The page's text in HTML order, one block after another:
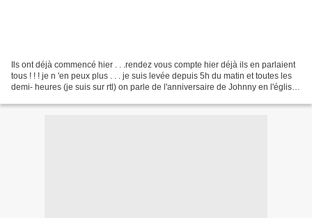
Ils ont déjà commencé hier . . .rendez vous compte hier déjà ils en parlaient
tous ! ! ! je n 'en peux plus . . . je suis levée depuis 5h du matin et toutes les
demi- heures (je suis sur rtl) on parle de l'anniversaire de Johnny en l'église